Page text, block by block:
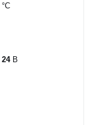
°C
24В